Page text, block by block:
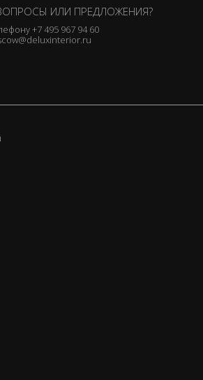
ИЛИ ПРЕДЛОЖЕНИЯ?
+7 495 967 94 60